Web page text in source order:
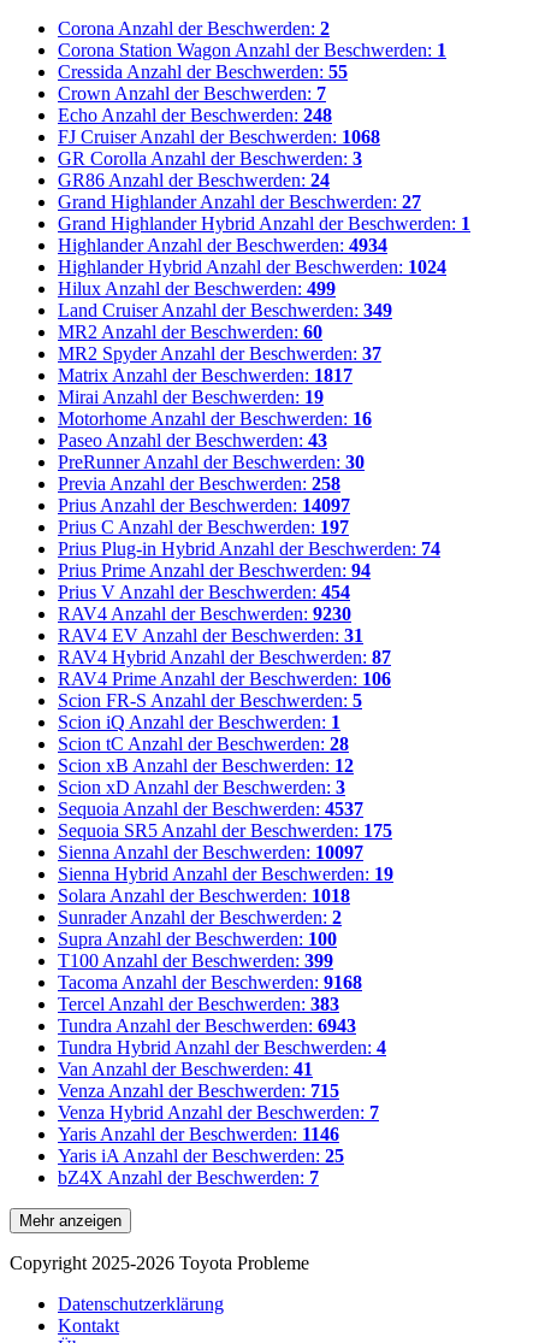
Corona Anzahl der Beschwerden: 2
Corona Station Wagon Anzahl der Beschwerden: 1
Cressida Anzahl der Beschwerden: 55
Crown Anzahl der Beschwerden: 7
Echo Anzahl der Beschwerden: 248
FJ Cruiser Anzahl der Beschwerden: 1068
GR Corolla Anzahl der Beschwerden: 3
GR86 Anzahl der Beschwerden: 24
Grand Highlander Anzahl der Beschwerden: 27
Grand Highlander Hybrid Anzahl der Beschwerden: 1
Highlander Anzahl der Beschwerden: 4934
Highlander Hybrid Anzahl der Beschwerden: 1024
Hilux Anzahl der Beschwerden: 499
Land Cruiser Anzahl der Beschwerden: 349
MR2 Anzahl der Beschwerden: 60
MR2 Spyder Anzahl der Beschwerden: 37
Matrix Anzahl der Beschwerden: 1817
Mirai Anzahl der Beschwerden: 19
Motorhome Anzahl der Beschwerden: 16
Paseo Anzahl der Beschwerden: 43
PreRunner Anzahl der Beschwerden: 30
Previa Anzahl der Beschwerden: 258
Prius Anzahl der Beschwerden: 14097
Prius C Anzahl der Beschwerden: 197
Prius Plug-in Hybrid Anzahl der Beschwerden: 74
Prius Prime Anzahl der Beschwerden: 94
Prius V Anzahl der Beschwerden: 454
RAV4 Anzahl der Beschwerden: 9230
RAV4 EV Anzahl der Beschwerden: 31
RAV4 Hybrid Anzahl der Beschwerden: 87
RAV4 Prime Anzahl der Beschwerden: 106
Scion FR-S Anzahl der Beschwerden: 5
Scion iQ Anzahl der Beschwerden: 1
Scion tC Anzahl der Beschwerden: 28
Scion xB Anzahl der Beschwerden: 12
Scion xD Anzahl der Beschwerden: 3
Sequoia Anzahl der Beschwerden: 4537
Sequoia SR5 Anzahl der Beschwerden: 175
Sienna Anzahl der Beschwerden: 10097
Sienna Hybrid Anzahl der Beschwerden: 19
Solara Anzahl der Beschwerden: 1018
Sunrader Anzahl der Beschwerden: 2
Supra Anzahl der Beschwerden: 100
T100 Anzahl der Beschwerden: 399
Tacoma Anzahl der Beschwerden: 9168
Tercel Anzahl der Beschwerden: 383
Tundra Anzahl der Beschwerden: 6943
Tundra Hybrid Anzahl der Beschwerden: 4
Van Anzahl der Beschwerden: 41
Venza Anzahl der Beschwerden: 715
Venza Hybrid Anzahl der Beschwerden: 7
Yaris Anzahl der Beschwerden: 1146
Yaris iA Anzahl der Beschwerden: 25
bZ4X Anzahl der Beschwerden: 7
Mehr anzeigen
Copyright 2025-2026 Toyota Probleme
Datenschutzerklärung
Kontakt